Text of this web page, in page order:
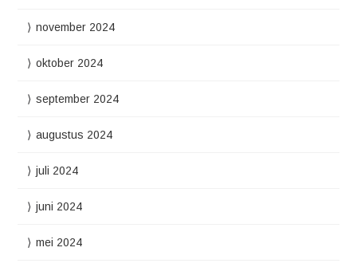
november 2024
oktober 2024
september 2024
augustus 2024
juli 2024
juni 2024
mei 2024